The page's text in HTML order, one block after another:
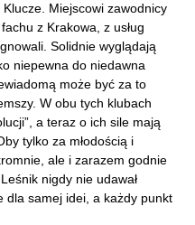
Miejscowi zawodnicy
z Krakowa, z usług
Solidnie wyglądają
niepewna do niedawna
może być za to
W obu tych klubach
a teraz o ich sile mają
tylko za młodością i
ale i zarazem godnie
nigdy nie udawał
dla samej idei, a każdy punkt